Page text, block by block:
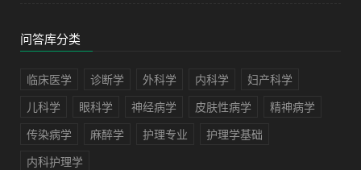
问答库分类
临床医学 诊断学 外科学 内科学
妇产科学
儿科学
眼科学 神经病学 皮肤性病学
精神病学
传染病学
麻醉学 护理专业
护理学基础
内科护理学